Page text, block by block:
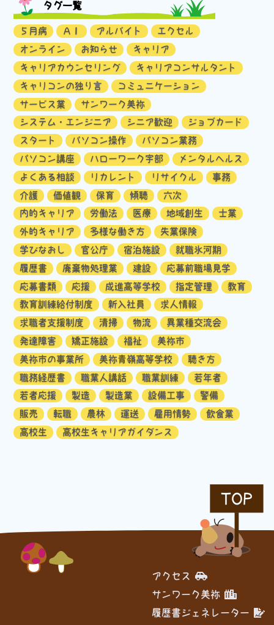
タグ一覧
５月病 ＡＩ アルバイト
エクセル
オンライン
お知らせ
キャリア
キャリアカウンセリング
キャリアコンサルタント
キャリコンの独り言
コミュニケーション
サービス業
サンワーク美祢
システム・エンジニア
シニア歓迎
ジョブカード
スタート
パソコン操作
パソコン業務
パソコン講座
ハローワーク宇部
メンタルヘルス
よくある相談
リカレント リサイクル
事務
介護
価値観 保育 傾聴
六次
内的キャリア
労働法 医療 地域創生
士業
外的キャリア
多様な働き方
失業保険
学びなおし
官公庁 宿泊施設
就職氷河期
履歴書
廃棄物処理業 建設
応募前職場見学
応募書類
応援 成進高等学校 指定管理
教育
教育訓練給付制度
新入社員
求人情報
求職者支援制度
清掃 物流
異業種交流会
発達障害
矯正施設 福祉
美祢市
美祢市の事業所
美祢青嶺高等学校
聴き方
職務経歴書
職業人講話 職業訓練
若年者
若者応援
製造 製造業 設備工事
警備
販売
転職 農林 運送 雇用情勢
飲食業
高校生
高校生キャリアガイダンス
TOP
アクセス
サンワーク美祢
履歴書ジェネレーター